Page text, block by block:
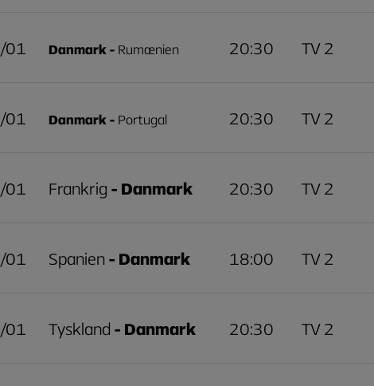
01 Danmark - Rumænien 20:30 TV 2
01 Danmark - Portugal 20:30 TV 2
01 Frankrig - Danmark 20:30 TV 2
01 Spanien- Danmark 18:00 TV 2
01 Tyskland - Danmark 20:30 TV 2